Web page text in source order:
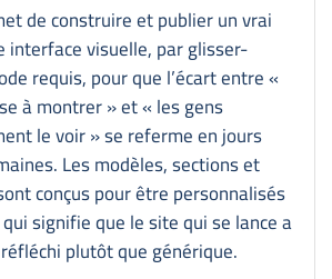
de construire et publier un vrai
interface visuelle, par glisser-
requis, pour que l’écart entre «
à montrer » et « les gens
le voir » se referme en jours
Les modèles, sections et
conçus pour être personnalisés
signifie que le site qui se lance a
plutôt que générique.